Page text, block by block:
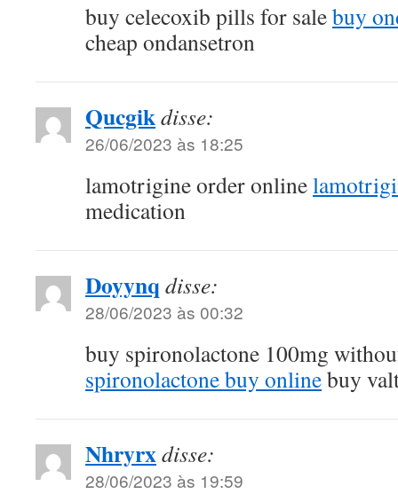
buy celecoxib pills for salebuy
cheap ondansetron
Qucgikdisse:
26/06/2023 às 18:25
lamotrigine order online
medication
Doyynq disse:
28/06/2023 às 00:32
buy spironolactone 100mg
spironolactone buy onlinebuy
Nhryrxdisse:
28/06/2023 às 19:59